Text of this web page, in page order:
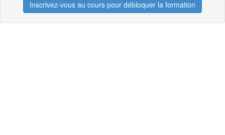
Inscrivez-vous au cours pour débloquer la formation